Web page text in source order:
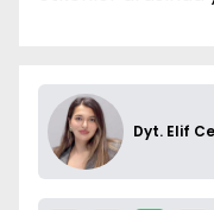
Dyt. Elif